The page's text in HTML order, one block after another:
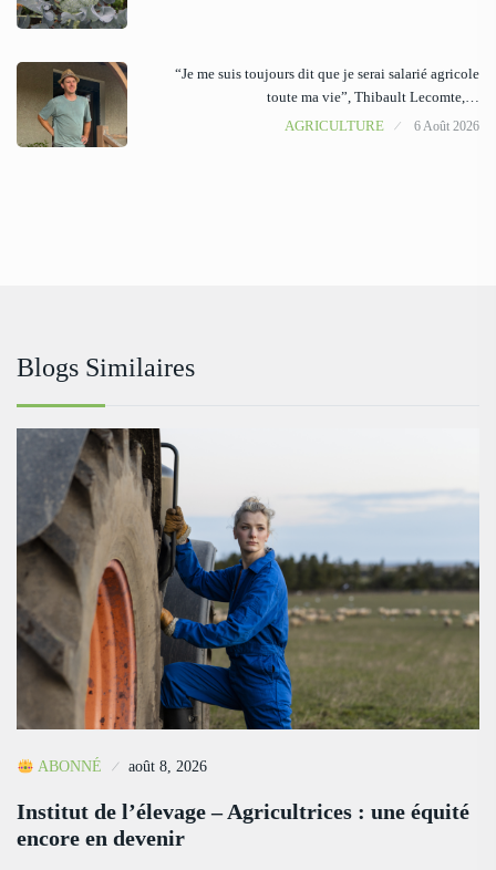
“Je me suis toujours dit que je serai salarié agricole
toute ma vie”, Thibault Lecomte,…
AGRICULTURE
6 Août 2026
Blogs Similaires
ABONNÉ août 8, 2026
Institut de l’élevage – Agricultrices : une équité
encore en devenir